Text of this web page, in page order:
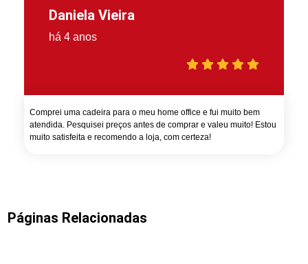
Daniela Vieira
há 4 anos
Comprei uma cadeira para o meu home office e fui muito bem
atendida. Pesquisei preços antes de comprar e valeu muito! Estou
muito satisfeita e recomendo a loja, com certeza!
Páginas Relacionadas